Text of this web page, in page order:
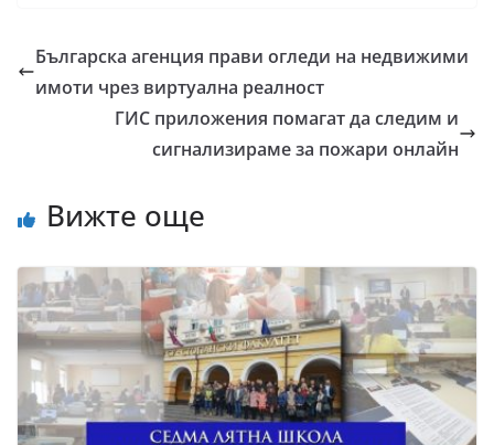
Българска агенция прави огледи на недвижими
имоти чрез виртуална реалност
ГИС приложения помагат да следим и
сигнализираме за пожари онлайн
Вижте още